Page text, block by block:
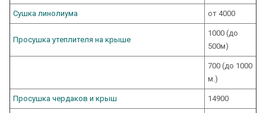
Сушка линолиума от 4000
Просушка утеплителя на крыше
1000 (до
500м)
700 (до 1000
м.)
Просушка чердаков и крыш 14900